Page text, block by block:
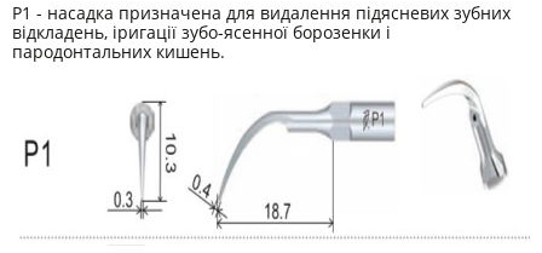
P1 - насадка призначена для видалення підясневих зубних
відкладень, іригації зубо-ясенної борозенки і
пародонтальних кишень.